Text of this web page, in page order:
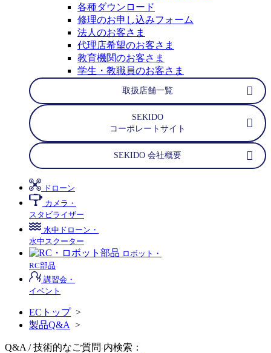
各種ダウンロード
修理のお申し込みフォーム
法人のお客さま
代理店希望のお客さま
教育機関のお客さま
学生・教職員のお客さま
取扱店舗一覧
SEKIDO
コーポレートサイト
SEKIDO 会社概要
ドローン
カメラ・
スタビライザー
水中ドローン・
水中スクーター
ロボット・
RC部品
講習会・
イベント
ECトップ>
製品Q&A >
Q&A / 技術的なご質問 内検索：